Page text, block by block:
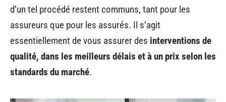
d’un tel procédé restent communs, tant pour les
assureurs que pour les assurés. Il s’agit
essentiellement de vous assurer des interventions de
qualité, dans les meilleurs délais et à un prix selon les
standards du marché.